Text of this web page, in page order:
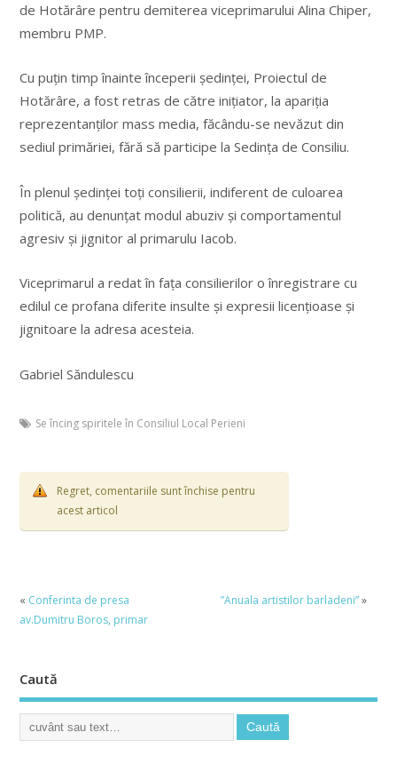
de Hotărâre pentru demiterea viceprimarului Alina Chiper,
membru PMP.
Cu puțin timp înainte începerii ședinței, Proiectul de
Hotărâre, a fost retras de către inițiator, la apariția
reprezentanților mass media, făcându-se nevăzut din
sediul primăriei, fără să participe la Sedința de Consiliu.
În plenul ședinței toți consilierii, indiferent de culoarea
politică, au denunțat modul abuziv și comportamentul
agresiv și jignitor al primarulu Iacob.
Viceprimarul a redat în fața consilierilor o înregistrare cu
edilul ce profana diferite insulte și expresii licențioase și
jignitoare la adresa acesteia.
Gabriel Săndulescu
Se încing spiritele în Consiliul Local Perieni
Regret, comentariile sunt închise pentru
acest articol
« Conferinta de presa
av.Dumitru Boros, primar
”Anuala artistilor barladeni”»
Caută